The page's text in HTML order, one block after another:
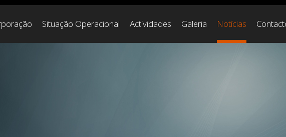
Situação Operacional Actividades Galeria Notícias